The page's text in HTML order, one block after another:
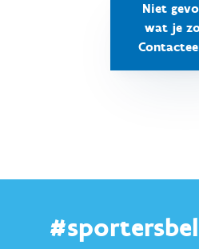
Niet
wat je